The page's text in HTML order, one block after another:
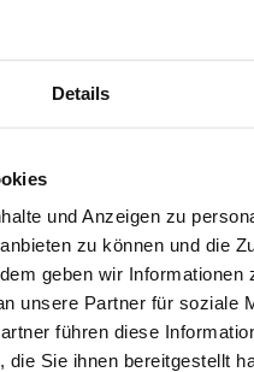
Details
und Anzeigen zu
zu können und die
geben wir Informationen
unsere Partner für soziale
führen diese
Sie ihnen bereitgestellt